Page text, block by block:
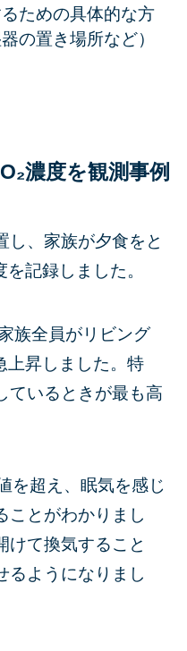
ための具体的な方
の置き場所など）
濃度を観測事例
し、家族が夕食をと
記録しました。
族全員がリビング
上昇しました。特
ているときが最も高
を超え、眠気を感じ
ことがわかりまし
けて換気すること
るようになりまし